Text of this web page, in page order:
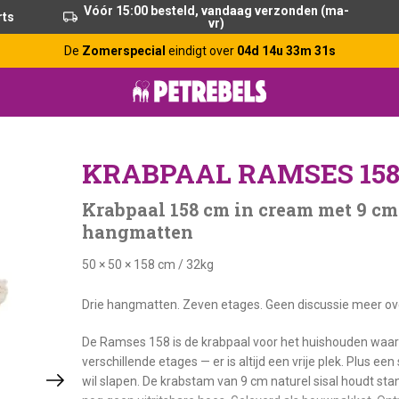
Vóór 15:00 besteld, vandaag verzonden (ma-
vr)
De Zomerspecial eindigt over 04d 14u 33m 30s
KRABPAAL RAMSES
Krabpaal 158 cm in cream met 9
hangmatten
50 × 50 × 158 cm / 32kg
Drie hangmatten. Zeven etages. Geen discussie meer
De Ramses 158 is de krabpaal voor het huishouden
verschillende etages — er is altijd een vrije plek. Plus
wil slapen. De krabstam van 9 cm naturel sisal houdt